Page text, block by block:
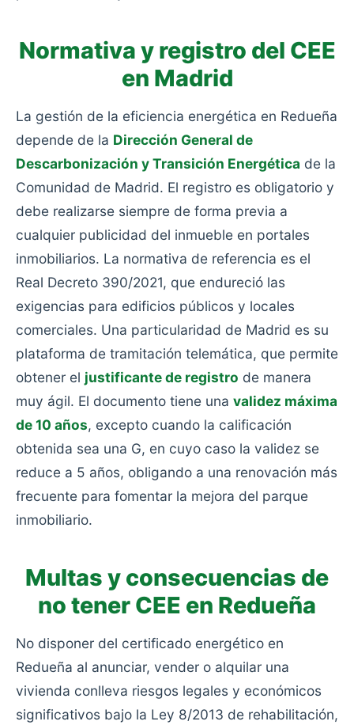
Normativa y registro del CEE
en Madrid
La gestión de la eficiencia energética en Redueña
depende de la Dirección General de
Descarbonización y Transición Energética de la
Comunidad de Madrid. El registro es obligatorio y
debe realizarse siempre de forma previa a
cualquier publicidad del inmueble en portales
inmobiliarios. La normativa de referencia es el
Real Decreto 390/2021, que endureció las
exigencias para edificios públicos y locales
comerciales. Una particularidad de Madrid es su
plataforma de tramitación telemática, que permite
obtener el justificante de registro de manera
muy ágil. El documento tiene una validez máxima
de 10 años, excepto cuando la calificación
obtenida sea una G, en cuyo caso la validez se
reduce a 5 años, obligando a una renovación más
frecuente para fomentar la mejora del parque
inmobiliario.
Multas y consecuencias de
no tener CEE en Redueña
No disponer del certificado energético en
Redueña al anunciar, vender o alquilar una
vivienda conlleva riesgos legales y económicos
significativos bajo la Ley 8/2013 de rehabilitación,